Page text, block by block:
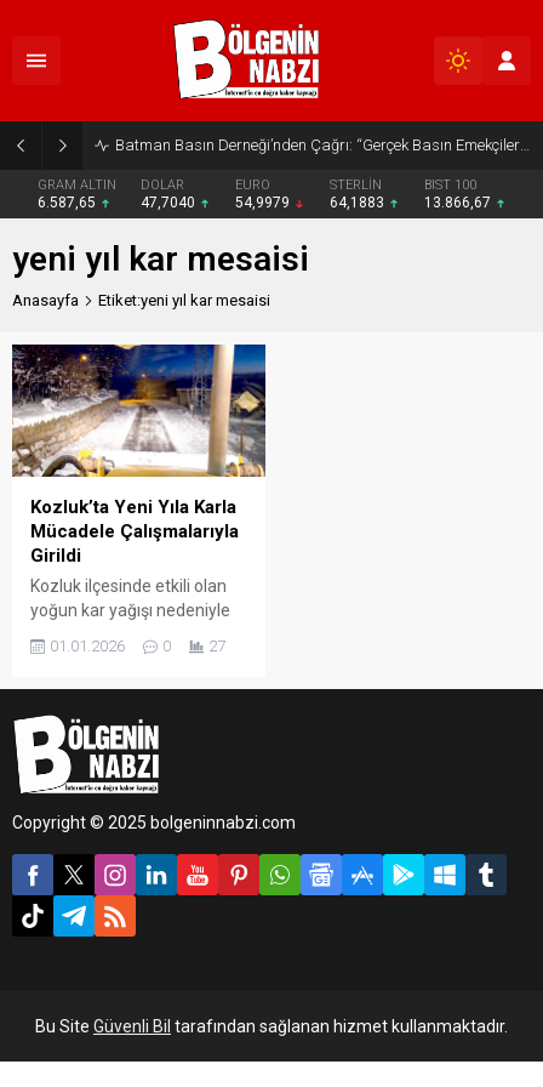
Batman Basın Derneği’nden Çağrı: “Gerçek Basın Emekçileri Desteklenmeli”
GRAM ALTIN
6.587,65
DOLAR
47,7040
EURO
54,9979
STERLİN
64,1883
BIST 100
13.866,67
yeni yıl kar mesaisi
Anasayfa Etiket:yeni yıl kar mesaisi
Kozluk’ta Yeni Yıla Karla
Mücadele Çalışmalarıyla
Girildi
Kozluk ilçesinde etkili olan
yoğun kar yağışı nedeniyle
ekipler, yılın son günlerinde
de sahadaki çalışmalarını
01.01.2026 0 27
Copyright © 2025 bolgeninnabzi.com
Bu Site Güvenli Bil tarafından sağlanan hizmet kullanmaktadır.